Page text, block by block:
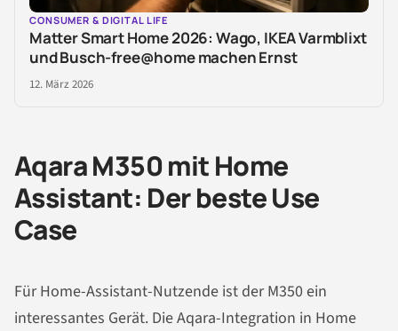
CONSUMER & DIGITAL LIFE
Matter Smart Home 2026: Wago, IKEA Varmblixt
und Busch-free@home machen Ernst
12. März 2026
Aqara M350 mit Home
Assistant: Der beste Use
Case
Für Home-Assistant-Nutzende ist der M350 ein
interessantes Gerät. Die Aqara-Integration in Home